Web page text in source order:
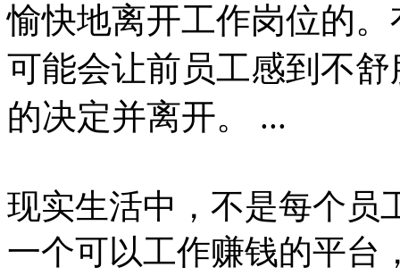
愉快地离开工作岗位的
可能会让前员工感到不
的决定并离开。 ...
现实生活中，不是每个员
一个可以工作赚钱的平台